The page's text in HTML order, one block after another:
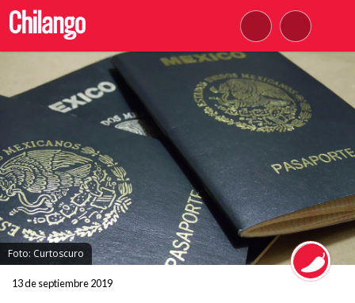
Foto: Curtoscuro
13 de septiembre 2019